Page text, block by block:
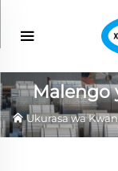
Malengo
Ukurasa wa